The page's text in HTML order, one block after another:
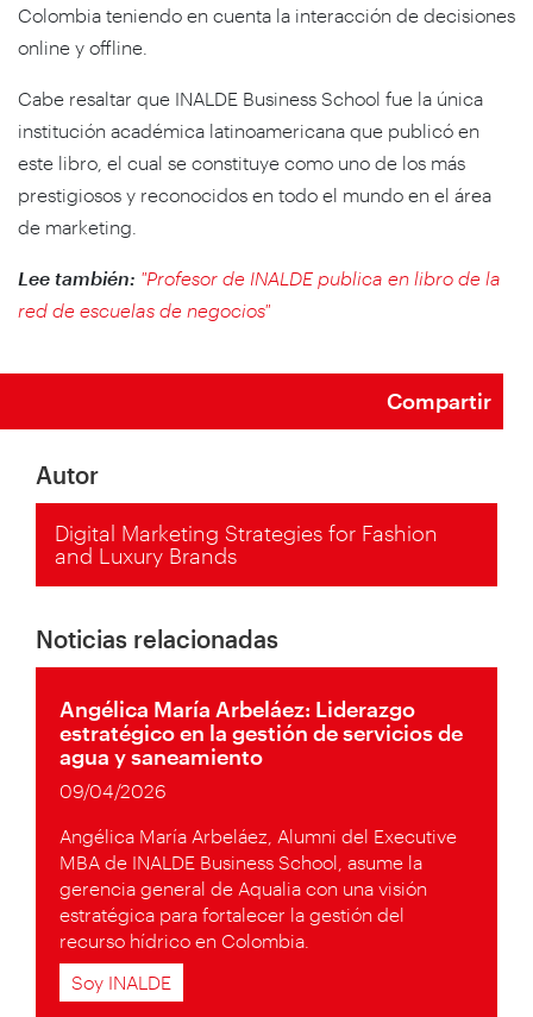
Colombia teniendo en cuenta la interacción de decisiones
online y offline.
Cabe resaltar que INALDE Business School fue la única
institución académica latinoamericana que publicó en
este libro, el cual se constituye como uno de los más
prestigiosos y reconocidos en todo el mundo en el área
de marketing.
Lee también: "Profesor de INALDE publica en libro de la
red de escuelas de negocios"
Compartir
Autor
Digital Marketing Strategies for Fashion
and Luxury Brands
Noticias relacionadas
Angélica María Arbeláez: Liderazgo
estratégico en la gestión de servicios de
agua y saneamiento
09/04/2026
Angélica María Arbeláez, Alumni del Executive
MBA de INALDE Business School, asume la
gerencia general de Aqualia con una visión
estratégica para fortalecer la gestión del
recurso hídrico en Colombia.
Soy INALDE